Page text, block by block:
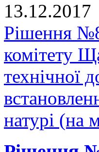
13.12.2017
Рішення
комітету
технічної
натурі (на